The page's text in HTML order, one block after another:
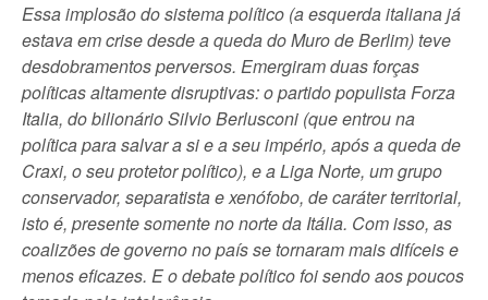
Essa implosão do sistema político (a esquerda italiana já
estava em crise desde a queda do Muro de Berlim) teve
desdobramentos perversos. Emergiram duas forças
políticas altamente disruptivas: o partido populista Forza
Italia, do bilionário Silvio Berlusconi (que entrou na
política para salvar a si e a seu império, após a queda de
Craxi, o seu protetor político), e a Liga Norte, um grupo
conservador, separatista e xenófobo, de caráter territorial,
isto é, presente somente no norte da Itália. Com isso, as
coalizões de governo no país se tornaram mais difíceis e
menos eficazes. E o debate político foi sendo aos poucos